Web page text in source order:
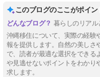
このブログのここがポイン
暮らしのリア
沖縄移住について、実際の経験
報を提供します。自然の美しさ
で、読者が最適な選択をできる
や見逃せないポイントをわかり
求します。